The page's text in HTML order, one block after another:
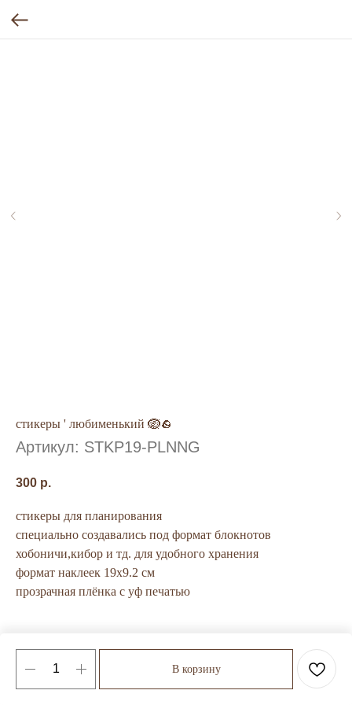
стикеры ' любименький 🪺🪨
Артикул: STKP19-PLNNG
300 р.
В корзину
стикеры для планирования
специально создавались под формат блокнотов
хобоничи,кибор и тд. для удобного хранения
формат наклеек 19х9.2 см
прозрачная плёнка с уф печатью